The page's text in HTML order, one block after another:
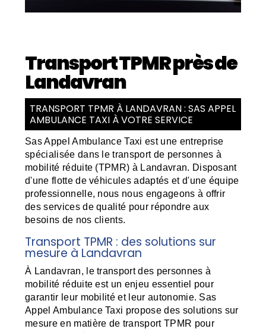
Transport TPMR près de
Landavran
TRANSPORT TPMR À LANDAVRAN : SAS APPEL
AMBULANCE TAXI À VOTRE SERVICE
Sas Appel Ambulance Taxi est une entreprise
spécialisée dans le transport de personnes à
mobilité réduite (TPMR) à Landavran. Disposant
d'une flotte de véhicules adaptés et d'une équipe
professionnelle, nous nous engageons à offrir
des services de qualité pour répondre aux
besoins de nos clients.
Transport TPMR : des solutions sur
mesure à Landavran
À Landavran, le transport des personnes à
mobilité réduite est un enjeu essentiel pour
garantir leur mobilité et leur autonomie. Sas
Appel Ambulance Taxi propose des solutions sur
mesure en matière de transport TPMR pour